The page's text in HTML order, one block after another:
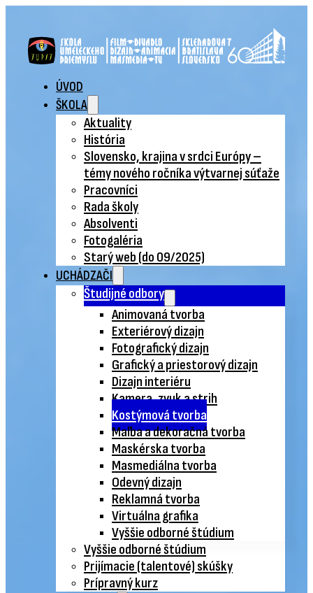
ÚVOD
ŠKOLA
Aktuality
História
Slovensko, krajina v srdci Európy –
témy nového ročníka výtvarnej súťaže
Pracovníci
Rada školy
Absolventi
Fotogaléria
Starý web (do 09/2025)
UCHÁDZAČI
Študijné odbory
Animovaná tvorba
Exteriérový dizajn
Fotografický dizajn
Grafický a priestorový dizajn
Dizajn interiéru
Kamera, zvuk a strih
Kostýmová tvorba
Maľba a dekoračná tvorba
Maskérska tvorba
Masmediálna tvorba
Odevný dizajn
Reklamná tvorba
Virtuálna grafika
Vyššie odborné štúdium
Vyššie odborné štúdium
Prijímacie (talentové) skúšky
Prípravný kurz